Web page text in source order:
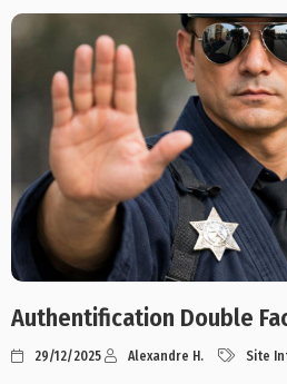
Authentification Double
29/12/2025 Alexandre H. Site